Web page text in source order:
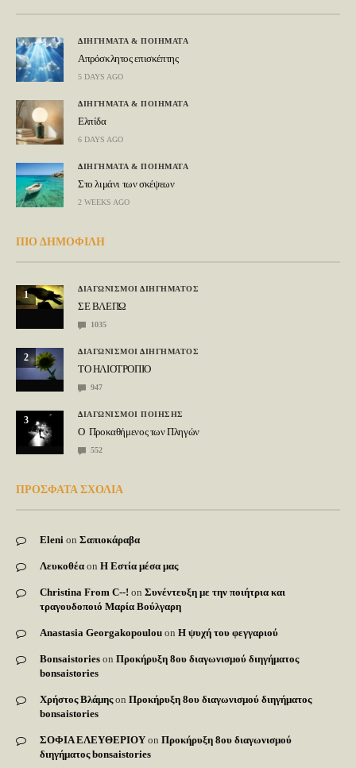
ΔΙΗΓΗΜΑΤΑ & ΠΟΙΗΜΑΤΑ
Απρόσκλητος επισκέπτης
5 DAYS AGO
ΔΙΗΓΗΜΑΤΑ & ΠΟΙΗΜΑΤΑ
Ελπίδα
6 DAYS AGO
ΔΙΗΓΗΜΑΤΑ & ΠΟΙΗΜΑΤΑ
Στο λιμάνι των σκέψεων
2 WEEKS AGO
ΠΙΟ ΔΗΜΟΦΙΛΗ
1
ΔΙΑΓΩΝΙΣΜΟΙ ΔΙΗΓΗΜΑΤΟΣ
ΣΕ ΒΛΕΠΩ
1035
2
ΔΙΑΓΩΝΙΣΜΟΙ ΔΙΗΓΗΜΑΤΟΣ
ΤΟ ΗΛΙΟΤΡΟΠΙΟ
947
3
ΔΙΑΓΩΝΙΣΜΟΙ ΠΟΙΗΣΗΣ
Ο Προκαθήμενος των Πληγών
552
ΠΡΟΣΦΑΤΑ ΣΧΟΛΙΑ
Eleni on Σαπιοκάραβα
Λευκοθέα on Η Εστία μέσα μας
Christina From C--! on Συνέντευξη με την ποιήτρια και
τραγουδοποιό Μαρία Βούλγαρη
Anastasia Georgakopoulou on Η ψυχή του φεγγαριού
Bonsaistories on Προκήρυξη 8ου διαγωνισμού διηγήματος
bonsaistories
Χρήστος Βλάμηςon Προκήρυξη 8ου διαγωνισμού διηγήματος
bonsaistories
ΣΟΦΙΑ ΕΛΕΥΘΕΡΙΟΥ on Προκήρυξη 8ου διαγωνισμού
διηγήματος bonsaistories